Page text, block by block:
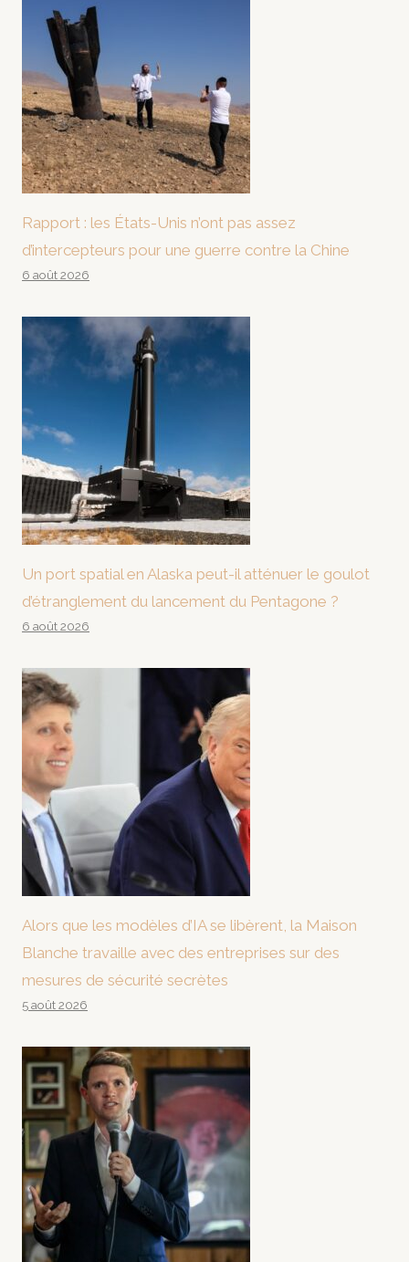
Rapport : les États-Unis n’ont pas assez
d’intercepteurs pour une guerre contre la Chine
6 août 2026
Un port spatial en Alaska peut-il atténuer le goulot
d’étranglement du lancement du Pentagone ?
6 août 2026
Alors que les modèles d’IA se libèrent, la Maison
Blanche travaille avec des entreprises sur des
mesures de sécurité secrètes
5 août 2026